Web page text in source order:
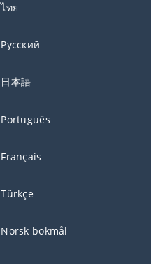
ไทย
Русский
日本語
Português
Français
Türkçe
Norsk bokmål